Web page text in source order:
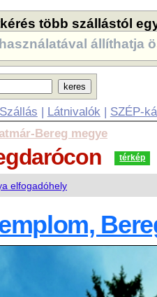
több szállástól
állíthatja
Szállás | Látnivalók | SZÉP-
Bereg megye
térkép
elfogadóhely